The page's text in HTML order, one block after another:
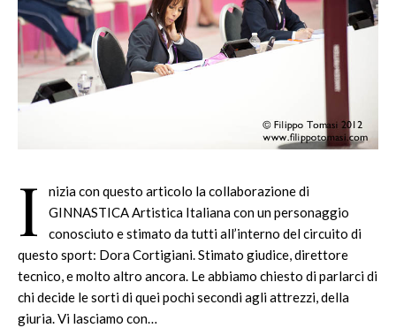
I
nizia con questo articolo la collaborazione di
GINNASTICA Artistica Italiana con un personaggio
conosciuto e stimato da tutti all’interno del circuito di
questo sport: Dora Cortigiani. Stimato giudice, direttore
tecnico, e molto altro ancora. Le abbiamo chiesto di parlarci di
chi decide le sorti di quei pochi secondi agli attrezzi, della
giuria. Vi lasciamo con…